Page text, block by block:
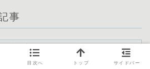
事
赤川次郎作品の三毛猫ホーム
ズシリーズ全巻紹介・読む順
目次へ トップ サイドバー